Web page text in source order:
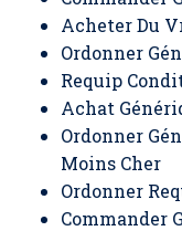
Acheter Du
Ordonner
Requip
Achat
Ordonner
Moins Cher
Ordonner
Commander